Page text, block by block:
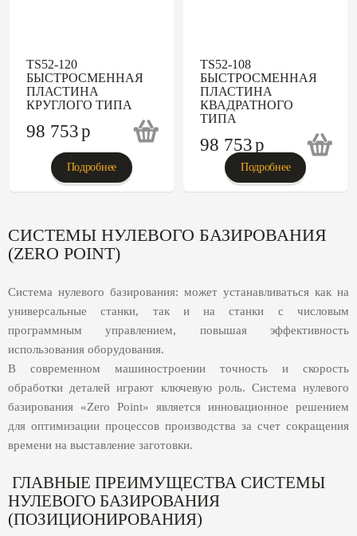
TS52-120
БЫСТРОСМЕННАЯ
ПЛАСТИНА
КРУГЛОГО ТИПА
98 753p
Подробнее
TS52-108
БЫСТРОСМЕННАЯ
ПЛАСТИНА
КВАДРАТНОГО
ТИПА
98 753p
Подробнее
СИСТЕМЫ НУЛЕВОГО БАЗИРОВАНИЯ
(ZERO POINT)
Система нулевого базирования: может устанавливаться как на
универсальные станки, так и на станки с числовым
программным управлением, повышая эффективность
использования оборудования.
В современном машиностроении точность и скорость
обработки деталей играют ключевую роль. Система нулевого
базирования «Zero Point» является инновационное решением
для оптимизации процессов производства за счет сокращения
времени на выставление заготовки.
ГЛАВНЫЕ ПРЕИМУЩЕСТВА СИСТЕМЫ
НУЛЕВОГО БАЗИРОВАНИЯ
(ПОЗИЦИОНИРОВАНИЯ)